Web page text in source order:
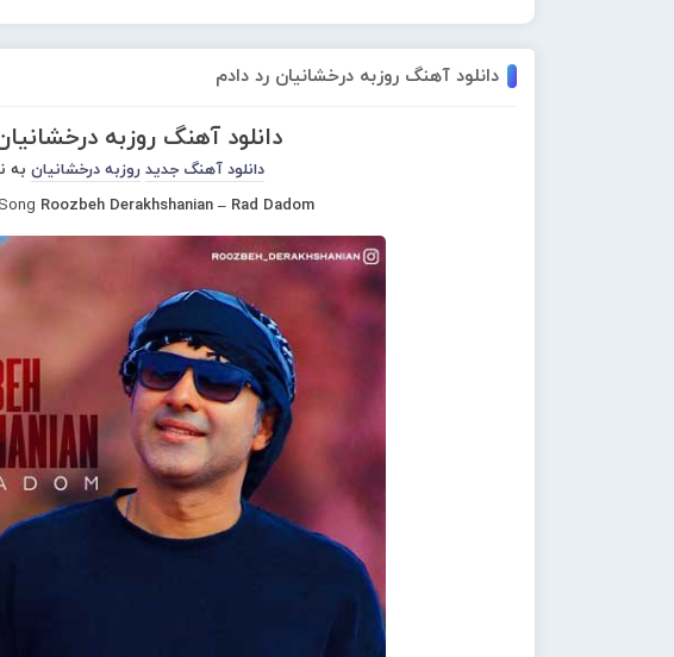
دانلود آهنگ روزبه درخشانیان رد دادم
دانلود آهنگ روزبه
دانلود آهنگ جدید روزبه درخشانیان به
Roozbeh Derakhshanian – Rad Dadom